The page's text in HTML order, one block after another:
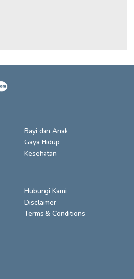
Bayi dan Anak
Gaya Hidup
Kesehatan
Hubungi Kami
Disclaimer
Terms & Conditions